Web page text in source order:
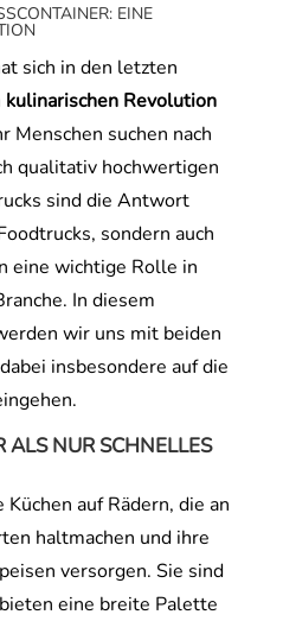
EINE
sich in den letzten
kulinarischen Revolution
suchen nach
qualitativ hochwertigen
sind die Antwort
sondern auch
eine wichtige Rolle in
In diesem
wir uns mit beiden
insbesondere auf die
ALS NUR SCHNELLES
auf Rädern, die an
haltmachen und ihre
versorgen. Sie sind
eine breite Palette